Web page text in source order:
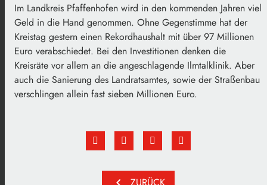
Im Landkreis Pfaffenhofen wird in den kommenden Jahren viel
Geld in die Hand genommen. Ohne Gegenstimme hat der
Kreistag gestern einen Rekordhaushalt mit über 97 Millionen
Euro verabschiedet. Bei den Investitionen denken die
Kreisräte vor allem an die angeschlagende Ilmtalklinik. Aber
auch die Sanierung des Landratsamtes, sowie der Straßenbau
verschlingen allein fast sieben Millionen Euro.
ZURÜCK